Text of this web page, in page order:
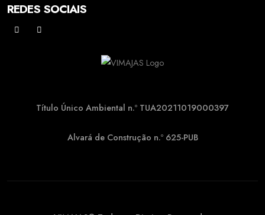
REDES SOCIAIS
Título Único Ambiental n.º TUA20211019000397
Alvará de Construção n.º 625-PUB